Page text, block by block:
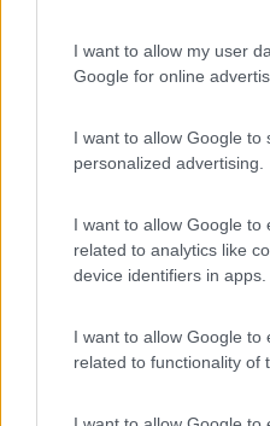
I want to allow my user
Google for online
I want to allow Google to
personalized advertising.
I want to allow Google to
related to analytics like
device identifiers in apps.
I want to allow Google to
related to functionality of
Ciao,per la zona tra san
Porto san Paolo,carina e
tavolara 27 euro al giorno fino
cavallo,ha una zona dedicata
giorni,meno cara del
camper,ci sono stato qualche
male.Villaggio camping
euro persona tassa di
A san Teodoro c'è anche il
euro per equipaggio,puoi